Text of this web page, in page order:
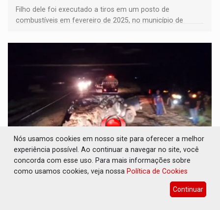
Filho dele foi executado a tiros em um posto de
combustíveis em fevereiro de 2025, no município de
VÍDEO: Motorista de caminhonete morre
preso às ferragens em colisão com carreta
Nós usamos cookies em nosso site para oferecer a melhor
experiência possível. Ao continuar a navegar no site, você
concorda com esse uso. Para mais informações sobre
como usamos cookies, veja nossa Política de Cookies
Continuar